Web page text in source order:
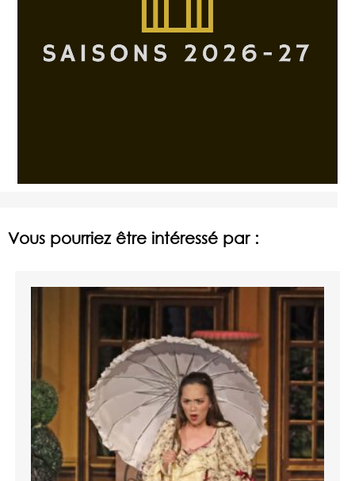
Vous pourriez être intéressé par :